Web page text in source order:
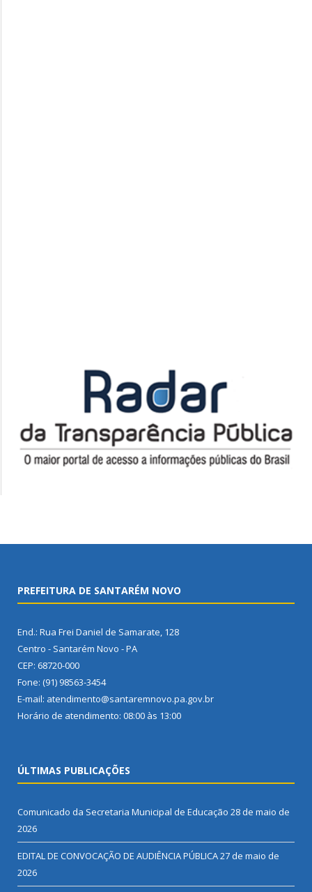
PREFEITURA DE SANTARÉM NOVO
End.: Rua Frei Daniel de Samarate, 128
Centro - Santarém Novo - PA
CEP: 68720-000
Fone: (91) 98563-3454
E-mail: atendimento@santaremnovo.pa.gov.br
Horário de atendimento: 08:00 às 13:00
ÚLTIMAS PUBLICAÇÕES
Comunicado da Secretaria Municipal de Educação 28 de maio de
2026
EDITAL DE CONVOCAÇÃO DE AUDIÊNCIA PÚBLICA27 de maio de
2026